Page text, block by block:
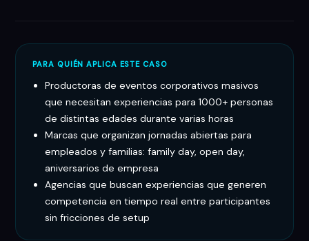
PARA QUIÉN APLICA ESTE CASO
Productoras de eventos corporativos masivos
que necesitan experiencias para 1000+ personas
de distintas edades durante varias horas
Marcas que organizan jornadas abiertas para
empleados y familias: family day, open day,
aniversarios de empresa
Agencias que buscan experiencias que generen
competencia en tiempo real entre participantes
sin fricciones de setup